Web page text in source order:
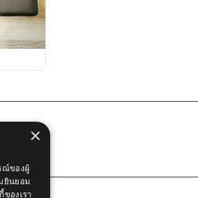
ไหม?
คืออะไร?
×
ณ์ของผู้
ยินยอม
องเรา